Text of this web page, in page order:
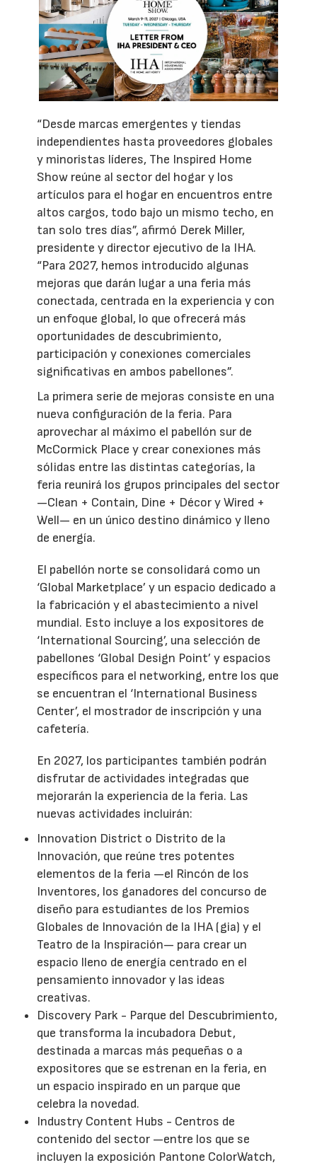
“Desde marcas emergentes y tiendas
independientes hasta proveedores globales
y minoristas líderes, The Inspired Home
Show reúne al sector del hogar y los
artículos para el hogar en encuentros entre
altos cargos, todo bajo un mismo techo, en
tan solo tres días”, afirmó Derek Miller,
presidente y director ejecutivo de la IHA.
“Para 2027, hemos introducido algunas
mejoras que darán lugar a una feria más
conectada, centrada en la experiencia y con
un enfoque global, lo que ofrecerá más
oportunidades de descubrimiento,
participación y conexiones comerciales
significativas en ambos pabellones”.
La primera serie de mejoras consiste en una
nueva configuración de la feria. Para
aprovechar al máximo el pabellón sur de
McCormick Place y crear conexiones más
sólidas entre las distintas categorías, la
feria reunirá los grupos principales del sector
—Clean + Contain, Dine + Décor y Wired +
Well— en un único destino dinámico y lleno
de energía.
El pabellón norte se consolidará como un
‘Global Marketplace’ y un espacio dedicado a
la fabricación y el abastecimiento a nivel
mundial. Esto incluye a los expositores de
‘International Sourcing’, una selección de
pabellones ‘Global Design Point’ y espacios
específicos para el networking, entre los que
se encuentran el ‘International Business
Center’, el mostrador de inscripción y una
cafetería.
En 2027, los participantes también podrán
disfrutar de actividades integradas que
mejorarán la experiencia de la feria. Las
nuevas actividades incluirán:
Innovation District o Distrito de la
Innovación, que reúne tres potentes
elementos de la feria —el Rincón de los
Inventores, los ganadores del concurso de
diseño para estudiantes de los Premios
Globales de Innovación de la IHA (gia) y el
Teatro de la Inspiración— para crear un
espacio lleno de energía centrado en el
pensamiento innovador y las ideas
creativas.
Discovery Park - Parque del Descubrimiento,
que transforma la incubadora Debut,
destinada a marcas más pequeñas o a
expositores que se estrenan en la feria, en
un espacio inspirado en un parque que
celebra la novedad.
Industry Content Hubs - Centros de
contenido del sector —entre los que se
incluyen la exposición Pantone ColorWatch,